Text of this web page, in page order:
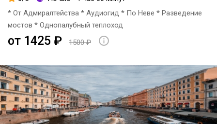
* От Адмиралтейства * Аудиогид * По Неве * Разведение
мостов * Однопалубный теплоход
от 1425 ₽ 1500 ₽